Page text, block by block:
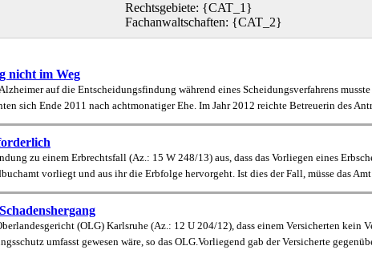
Rechtsgebiete: {CAT_1}
Fachanwaltschaften: {CAT_2}
nicht im Weg
auf die Entscheidungsfindung während eines Scheidungsverfahrens
sich Ende 2011 nach achtmonatiger Ehe. Im Jahr 2012 reichte Betreuerin des
zu einem Erbrechtsfall (Az.: 15 W 248/13) aus, dass das Vorliegen eines
vorliegt und aus ihr die Erbfolge hervorgeht. Ist dies der Fall, müsse das
(OLG) Karlsruhe (Az.: 12 U 204/12), dass einem Versicherten kein
umfasst gewesen wäre, so das OLG.Vorliegend gab der Versicherte